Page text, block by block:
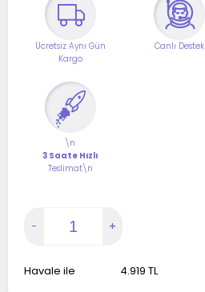
Ücretsiz Aynı Gün
Kargo
Canlı Destek
\n
3 Saate Hızlı
Teslimat\n
Havale ile 4.919 TL